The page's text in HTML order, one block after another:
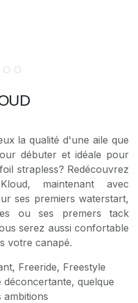
la qualité d'une aile que
débuter et idéale pour
strapless? Redécouvrez
maintenant avec
ses premiers waterstart,
ou ses premers tack
serez aussi confortable
votre canapé.
Freeride, Freestyle
déconcertante, quelque